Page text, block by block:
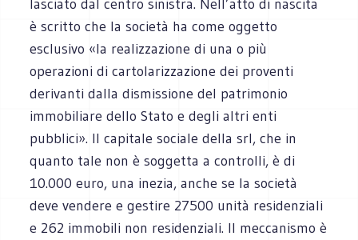
lasciato dal centro sinistra. Nell’atto di nascita
è scritto che la società ha come oggetto
esclusivo «la realizzazione di una o più
operazioni di cartolarizzazione dei proventi
derivanti dalla dismissione del patrimonio
immobiliare dello Stato e degli altri enti
pubblici». Il capitale sociale della srl, che in
quanto tale non è soggetta a controlli, è di
10.000 euro, una inezia, anche se la società
deve vendere e gestire 27500 unità residenziali
e 262 immobili non residenziali. Il meccanismo è